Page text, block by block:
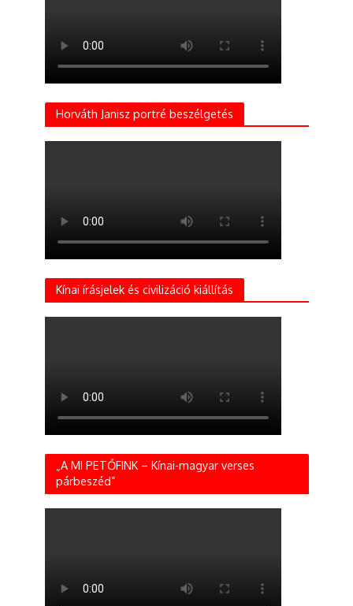
Horváth Janisz portré beszélgetés
Kínai írásjelek és civilizáció kiállítás
„A MI PETŐFINK – Kínai-magyar verses
párbeszéd”